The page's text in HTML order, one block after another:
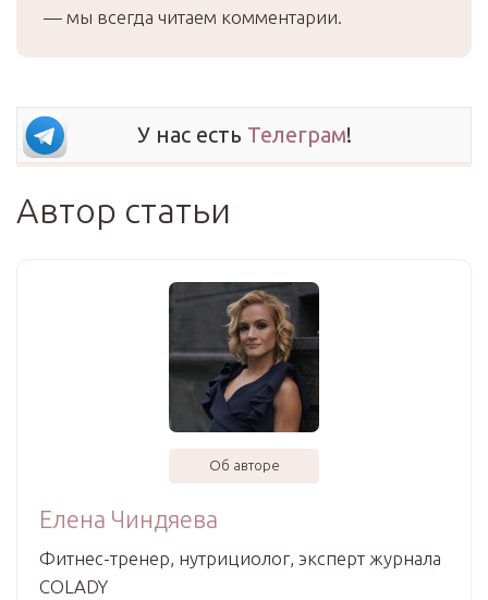
— мы всегда читаем комментарии.
У нас есть Телеграм!
Автор статьи
Об авторе
Елена Чиндяева
Фитнес-тренер, нутрициолог, эксперт журнала
COLADY